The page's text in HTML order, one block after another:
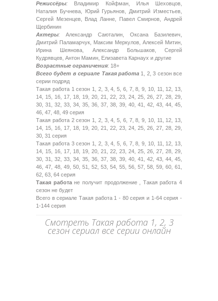
Режиссёры: Владимир Койфман, Илья Шеховцов,
Наталия Бучнева, Юрий Гурьянов, Дмитрий Изместьев,
Сергей Мезенцев, Влад Ланне, Павел Смирнов, Андрей
Щербинин
Актеры: Александр Саюталин, Оксана Базилевич,
Дмитрий Паламарчук, Максим Меркулов, Алексей Митин,
Ирина Шеянова, Александр Большаков, Сергей
Кудрявцев, Антон Мамин, Елизавета Карнаух и другие
Возрастные ограничения: 18+
Всего будет в сериале Такая работа 1, 2, 3 сезон все
серии подряд
Такая работа 1 сезон 1, 2, 3, 4, 5, 6, 7, 8, 9, 10, 11, 12, 13,
14, 15, 16, 17, 18, 19, 20, 21, 22, 23, 24, 25, 26, 27, 28, 29,
30, 31, 32, 33, 34, 35, 36, 37, 38, 39, 40, 41, 42, 43, 44, 45,
46, 47, 48, 49 серия
Такая работа 2 сезон 1, 2, 3, 4, 5, 6, 7, 8, 9, 10, 11, 12, 13,
14, 15, 16, 17, 18, 19, 20, 21, 22, 23, 24, 25, 26, 27, 28, 29,
30, 31 серия
Такая работа 3 сезон 1, 2, 3, 4, 5, 6, 7, 8, 9, 10, 11, 12, 13,
14, 15, 16, 17, 18, 19, 20, 21, 22, 23, 24, 25, 26, 27, 28, 29,
30, 31, 32, 33, 34, 35, 36, 37, 38, 39, 40, 41, 42, 43, 44, 45,
46, 47, 48, 49, 50, 51, 52, 53, 54, 55, 56, 57, 58, 59, 60, 61,
62, 63, 64 серия
Такая работане получит продолжение , Такая работа 4
сезон не будет
Всего в сериале Такая работа 1 - 80 серия и 1-64 серия -
1-144 серия
Смотреть Такая работа 1, 2, 3
сезон сериал все серии онлайн